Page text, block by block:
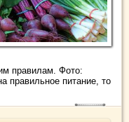
правилам. Фото:
правильное питание, то